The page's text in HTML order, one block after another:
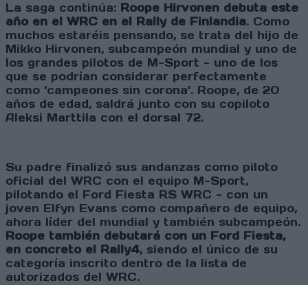
La saga continúa: Roope Hirvonen debuta este
año en el WRC en el Rally de Finlandia. Como
muchos estaréis pensando, se trata del hijo de
Mikko Hirvonen, subcampeón mundial y uno de
los grandes pilotos de M-Sport - uno de los
que se podrían considerar perfectamente
como ‘campeones sin corona’. Roope, de 20
años de edad, saldrá junto con su copiloto
Aleksi Marttila con el dorsal 72.
Su padre finalizó sus andanzas como piloto
oficial del WRC con el equipo M-Sport,
pilotando el Ford Fiesta RS WRC - con un
joven Elfyn Evans como compañero de equipo,
ahora líder del mundial y también subcampeón.
Roope también debutará con un Ford Fiesta,
en concreto el Rally4, siendo el único de su
categoría inscrito dentro de la lista de
autorizados del WRC.